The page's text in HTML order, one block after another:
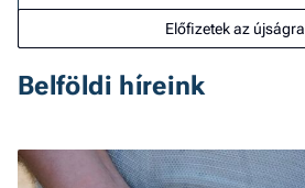
Előfizetek az újságra
Belföldi híreink